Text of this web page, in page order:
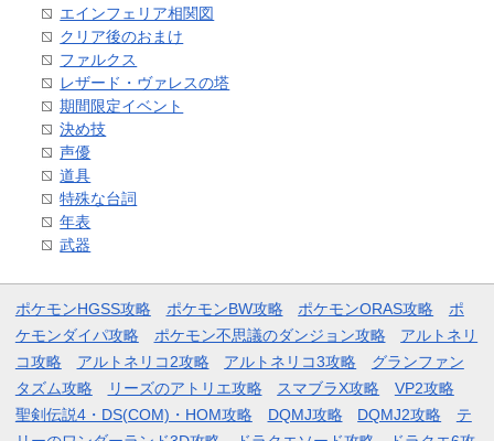
エインフェリア相関図
クリア後のおまけ
ファルクス
レザード・ヴァレスの塔
期間限定イベント
決め技
声優
道具
特殊な台詞
年表
武器
ポケモンHGSS攻略 ポケモンBW攻略 ポケモンORAS攻略
ポ
ケモンダイパ攻略
ポケモン不思議のダンジョン攻略
アルトネリ
コ攻略
アルトネリコ2攻略 アルトネリコ3攻略
グランファン
タズム攻略
リーズのアトリエ攻略 スマブラX攻略
VP2攻略
聖剣伝説4・DS(COM)・HOM攻略
DQMJ攻略 DQMJ2攻略
テ